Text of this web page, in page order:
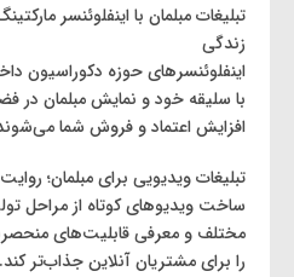
تبلیغات مبلمان با اینفلوئنسر
زندگی
اینفلوئنسرهای حوزه دکوراسیون
با سلیقه خود و نمایش مبلمان در
افزایش اعتماد و فروش شما
تبلیغات ویدیویی برای مبلمان؛
ساخت ویدیوهای کوتاه از مراحل
مختلف و معرفی قابلیت‌های
را برای مشتریان آنلاین جذاب‌تر کند.